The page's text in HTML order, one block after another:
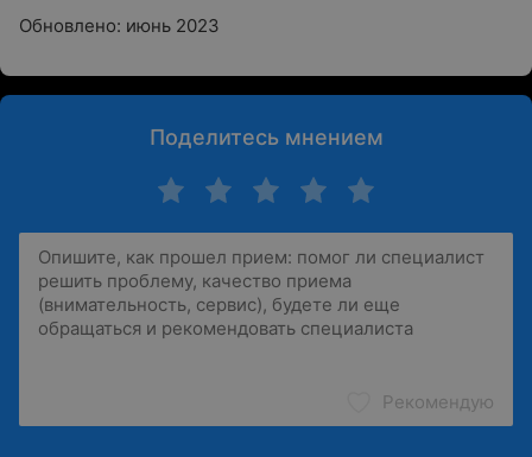
Обновлено: июнь 2023
Поделитесь мнением
Рекомендую